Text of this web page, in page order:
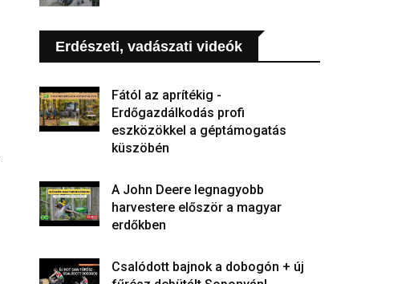
Erdészeti, vadászati videók
Fától az aprítékig -
Erdőgazdálkodás profi
eszközökkel a géptámogatás
küszöbén
A John Deere legnagyobb
harvestere először a magyar
erdőkben
Csalódott bajnok a dobogón + új